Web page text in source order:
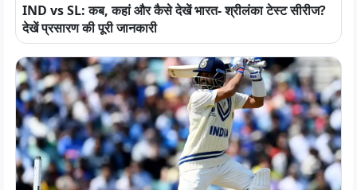
IND vs SL: कब, कहां और कैसे देखें भारत- श्रीलंका टेस्ट सीरीज?
देखें प्रसारण की पूरी जानकारी